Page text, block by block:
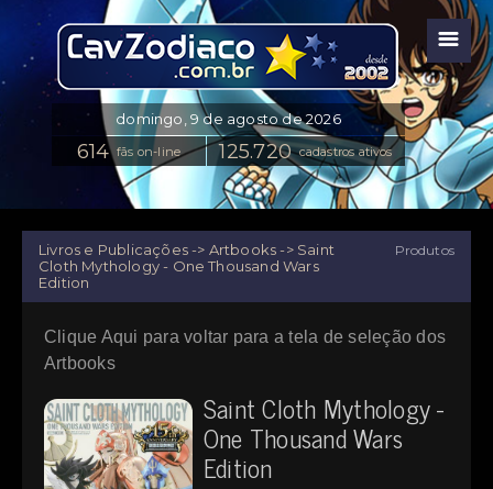
☰
fãs on-line cadastros ativos
Livros e Publicações -> Artbooks -> Saint
Cloth Mythology - One Thousand Wars
Edition
Produtos
Clique Aqui para voltar para a tela de seleção dos
Artbooks
Saint Cloth Mythology -
One Thousand Wars
Edition